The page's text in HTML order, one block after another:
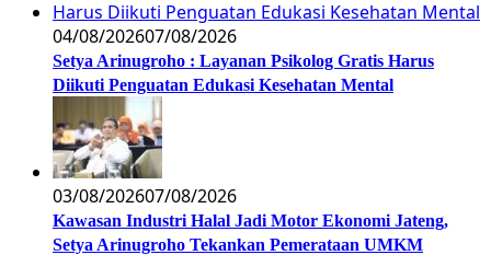
04/08/202607/08/2026
Setya Arinugroho : Layanan Psikolog Gratis Harus
Diikuti Penguatan Edukasi Kesehatan Mental
03/08/202607/08/2026
Kawasan Industri Halal Jadi Motor Ekonomi Jateng,
Setya Arinugroho Tekankan Pemerataan UMKM